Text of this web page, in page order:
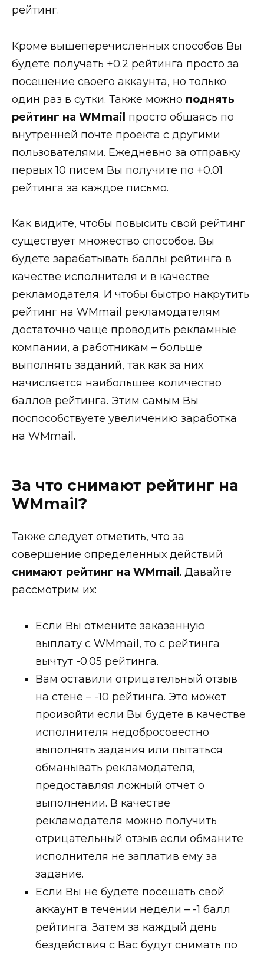
рейтинг.
Кроме вышеперечисленных способов Вы
будете получать +0.2 рейтинга просто за
посещение своего аккаунта, но только
один раз в сутки. Также можно поднять
рейтинг на WMmail просто общаясь по
внутренней почте проекта с другими
пользователями. Ежедневно за отправку
первых 10 писем Вы получите по +0.01
рейтинга за каждое письмо.
Как видите, чтобы повысить свой рейтинг
существует множество способов. Вы
будете зарабатывать баллы рейтинга в
качестве исполнителя и в качестве
рекламодателя. И чтобы быстро накрутить
рейтинг на WMmail рекламодателям
достаточно чаще проводить рекламные
компании, а работникам – больше
выполнять заданий, так как за них
начисляется наибольшее количество
баллов рейтинга. Этим самым Вы
поспособствуете увеличению заработка
на WMmail.
За что снимают рейтинг на
WMmail?
Также следует отметить, что за
совершение определенных действий
снимают рейтинг на WMmail . Давайте
рассмотрим их:
Если Вы отмените заказанную
выплату с WMmail, то с рейтинга
вычтут -0.05 рейтинга.
Вам оставили отрицательный отзыв
на стене – -10 рейтинга. Это может
произойти если Вы будете в качестве
исполнителя недобросовестно
выполнять задания или пытаться
обманывать рекламодателя,
предоставляя ложный отчет о
выполнении. В качестве
рекламодателя можно получить
отрицательный отзыв если обманите
исполнителя не заплатив ему за
задание.
Если Вы не будете посещать свой
аккаунт в течении недели – -1 балл
рейтинга. Затем за каждый день
бездействия с Вас будут снимать по